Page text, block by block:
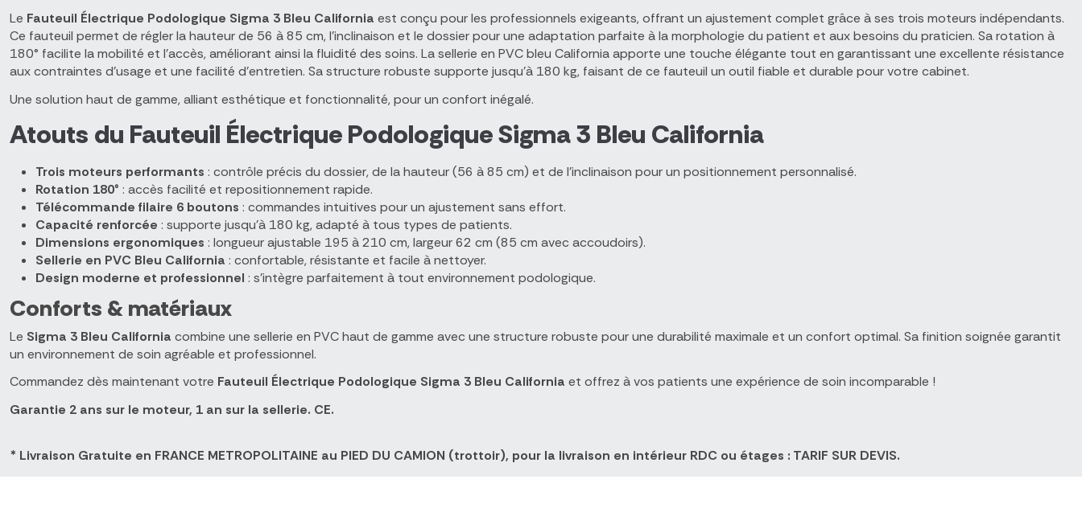
Le Fauteuil Électrique Podologique Sigma 3 Bleu California est conçu pour les professionnels exigeants, offrant un ajustement complet grâce à ses trois moteurs indépendants.
Ce fauteuil permet de régler la hauteur de 56 à 85 cm, l’inclinaison et le dossier pour une adaptation parfaite à la morphologie du patient et aux besoins du praticien. Sa rotation à
180° facilite la mobilité et l’accès, améliorant ainsi la fluidité des soins. La sellerie en PVC bleu California apporte une touche élégante tout en garantissant une excellente résistance
aux contraintes d’usage et une facilité d’entretien. Sa structure robuste supporte jusqu’à 180 kg, faisant de ce fauteuil un outil fiable et durable pour votre cabinet.
Une solution haut de gamme, alliant esthétique et fonctionnalité, pour un confort inégalé.
Atouts du Fauteuil Électrique Podologique Sigma 3 Bleu California
Trois moteurs performants : contrôle précis du dossier, de la hauteur (56 à 85 cm) et de l’inclinaison pour un positionnement personnalisé.
Rotation 180° : accès facilité et repositionnement rapide.
Télécommande filaire 6 boutons : commandes intuitives pour un ajustement sans effort.
Capacité renforcée : supporte jusqu’à 180 kg, adapté à tous types de patients.
Dimensions ergonomiques : longueur ajustable 195 à 210 cm, largeur 62 cm (85 cm avec accoudoirs).
Sellerie en PVC Bleu California : confortable, résistante et facile à nettoyer.
Design moderne et professionnel : s’intègre parfaitement à tout environnement podologique.
Conforts & matériaux
Le Sigma 3 Bleu California combine une sellerie en PVC haut de gamme avec une structure robuste pour une durabilité maximale et un confort optimal. Sa finition soignée garantit
un environnement de soin agréable et professionnel.
Commandez dès maintenant votre Fauteuil Électrique Podologique Sigma 3 Bleu California et offrez à vos patients une expérience de soin incomparable !
Garantie 2 ans sur le moteur, 1 an sur la sellerie. CE.
* Livraison Gratuite en FRANCE METROPOLITAINE au PIED DU CAMION (trottoir), pour la livraison en intérieur RDC ou étages : TARIF SUR DEVIS.